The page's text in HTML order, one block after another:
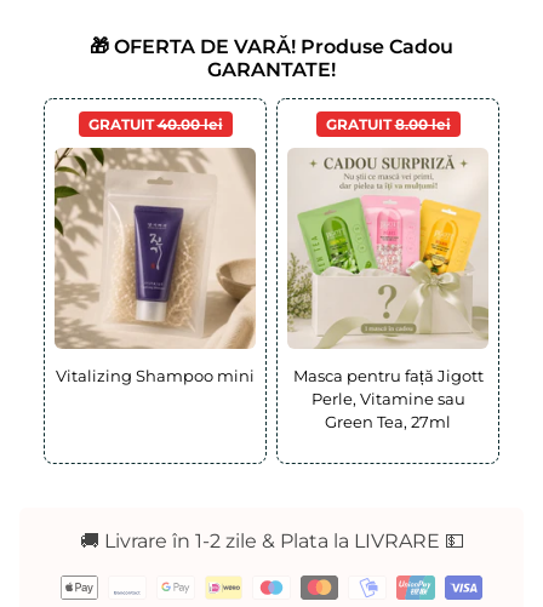
🎁 OFERTA DE VARĂ! Produse Cadou
GARANTATE!
GRATUIT40.00 lei
Vitalizing Shampoo mini
GRATUIT8.00 lei
Masca pentru față Jigott
Perle, Vitamine sau
Green Tea, 27ml
🚚 Livrare în 1-2 zile & Plata la LIVRARE 💵
Metode